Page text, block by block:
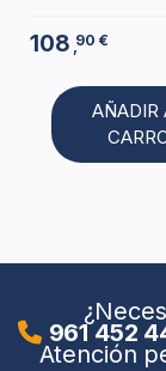
108 ,90 €
AÑADIR
961 452
Atención